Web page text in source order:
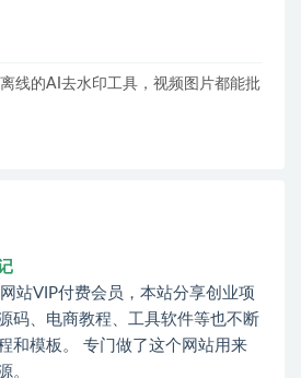
线的AI去水印工具，视频图片都能批
站VIP付费会员，本站分享创业项
码、电商教程、工具软件等也不断
和模板。 专门做了这个网站用来
。